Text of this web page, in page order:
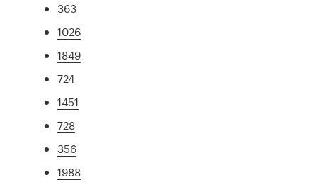
363
1026
1849
724
1451
728
356
1988